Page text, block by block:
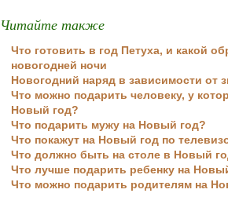
Читайте также
Что готовить в год Петуха, и какой
новогодней ночи
Новогодний наряд в зависимости от
Что можно подарить человеку, у
Новый год?
Что подарить мужу на Новый год?
Что покажут на Новый год по
Что должно быть на столе в Новый
Что лучше подарить ребенку на
Что можно подарить родителям на